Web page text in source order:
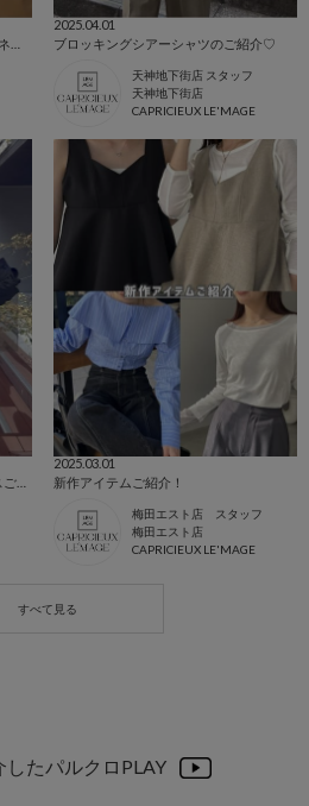
2025.04.01
ブロッキングシアーシャツのご紹介♡
天神地下街店 スタッフ
天神地下街店
CAPRICIEUX LE'MAGE
2025.03.01
新作アイテムご紹介！
梅田エスト店 スタッフ
梅田エスト店
CAPRICIEUX LE'MAGE
したパルクロPLAY